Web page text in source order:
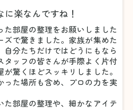
楽なんですね！
た部屋の整理をお願いしました
ズで驚きました。家族が集めた
自分たちだけではどうにもなら
タッフの皆さんが手際よく片付
驚くほどスッキリしました。
った場所も含め、プロの力を実
た部屋の整理や、細かなアイテ